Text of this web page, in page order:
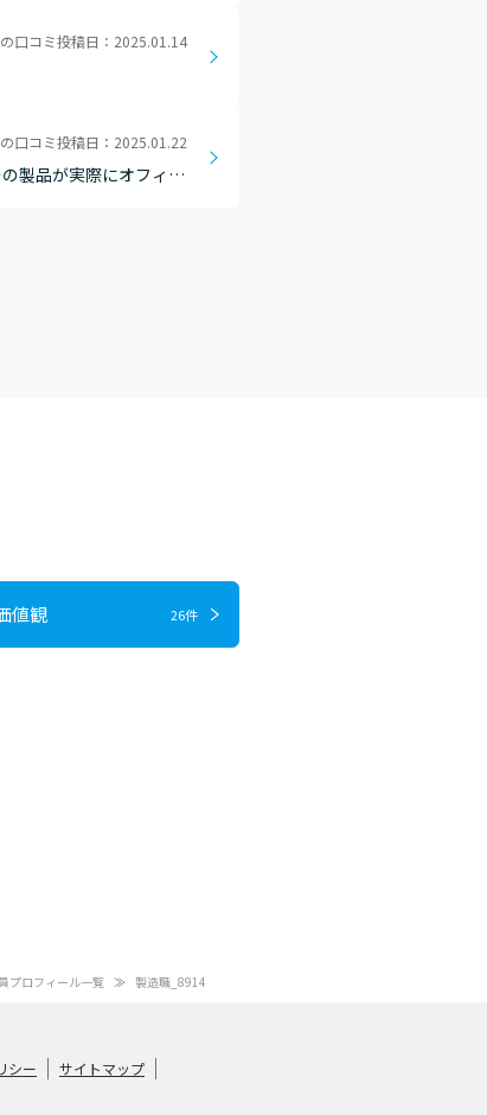
口コミ投稿日：2025.01.14
口コミ投稿日：2025.01.22
製品が実際にオフィス
値観 26件
プロフィール一覧 製造職_8914
シー サイトマップ